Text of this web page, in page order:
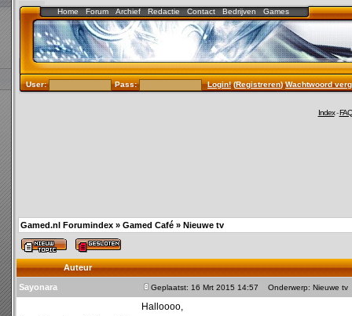
Home Forum Archief Redactie Contact Bedrijven Games
User: Pass: Login!(Registreren)Wachtwoord
Index-FAQ
Gamed.nl Forumindex » Gamed Café » Nieuwe tv
Auteur
Sayonara Geplaatst: 16 Mrt 2015 14:57 Onderwerp: Nieuwe tv
Halloooo,